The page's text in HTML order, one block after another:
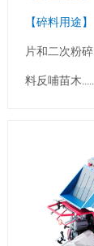
【碎料用途】
片和二次粉碎
料反哺苗木